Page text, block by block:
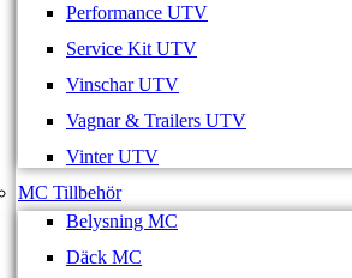
Performance UTV
Service Kit UTV
Vinschar UTV
Vagnar & Trailers UTV
Vinter UTV
MC Tillbehör
Belysning MC
Däck MC